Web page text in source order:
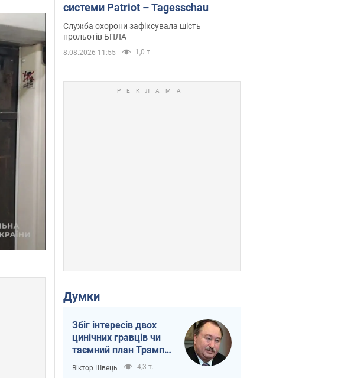
системи Patriot – Tagesschau
Служба охорони зафіксувала шість
прольотів БПЛА
8.08.2026 11:55 1,0 т.
Думки
Збіг інтересів двох
цинічних гравців чи
таємний план Трампа
і Путіна?
Віктор Швець 4,3 т.